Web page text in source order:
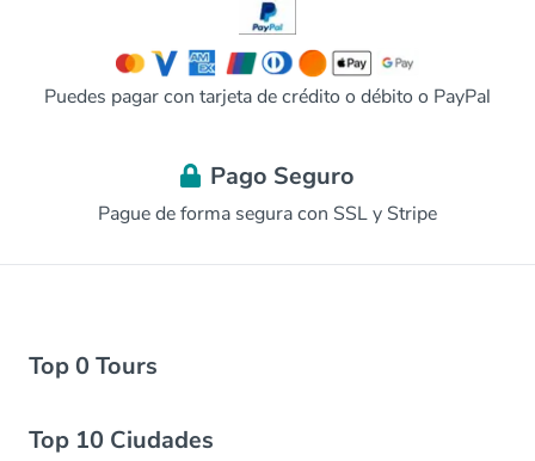
Puedes pagar con tarjeta de crédito o débito o PayPal
Pago Seguro
Pague de forma segura con SSL y Stripe
Top 0 Tours
Top 10 Ciudades